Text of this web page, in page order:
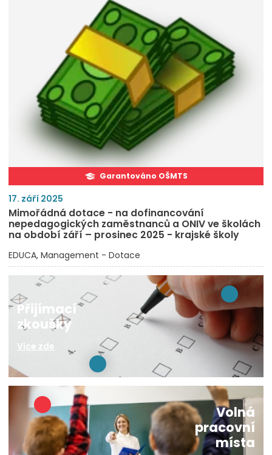
Garantováno OŠMTS
17. září 2025
Mimořádná dotace - na dofinancování
nepedagogických zaměstnanců a ONIV ve školách
na období září – prosinec 2025 - krajské školy
EDUCA Management - Dotace
Přijímací
zkoušky
Více zde
Volná
pracovní
místa